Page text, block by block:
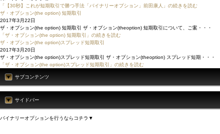
「【30秒】これが短期取引で勝つ手法「バイナリーオプション」前田康人」の続きを読む
ザ・オプション(the option) 短期取引
2017年3月22日
ザ・オプション(the option) 短期取引 ザ・オプション(theoption) 短期取引について、ご案・・・
「ザ・オプション(the option) 短期取引」の続きを読む
ザ・オプション(the option)スプレッド短期取引
2017年3月20日
ザ・オプション(the option)スプレッド短期取引 ザ・オプション(theoption) スプレッド短期・・・
「ザ・オプション(the option)スプレッド短期取引」の続きを読む
サブコンテンツ
サイドバー
バイナリーオプションを行うならコチラ▼